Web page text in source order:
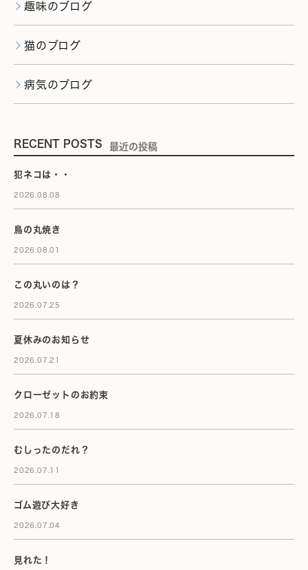
趣味のブログ
猫のブログ
病気のブログ
RECENT POSTS 最近の投稿
犯ネコは・・
2026.08.08
鳥の丸焼き
2026.08.01
この丸いのは？
2026.07.25
夏休みのお知らせ
2026.07.21
クローゼットのお約束
2026.07.18
むしったのだれ？
2026.07.11
ゴム遊び大好き
2026.07.04
見れた！